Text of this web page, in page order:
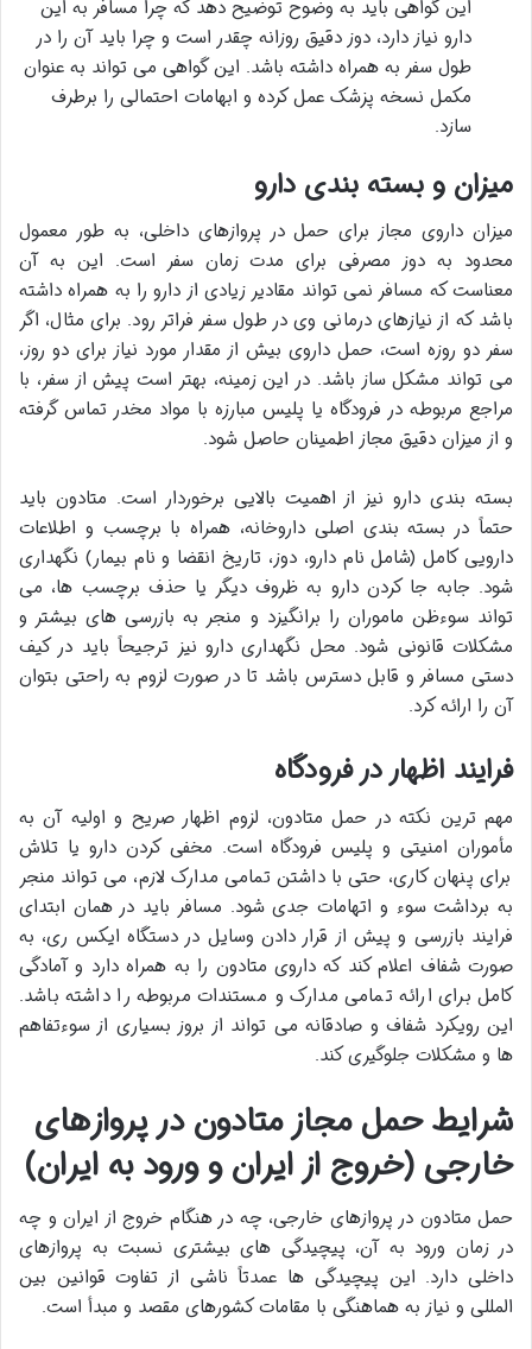
این گواهی باید به وضوح توضیح دهد که چرا مسافر به این
دارو نیاز دارد، دوز دقیق روزانه چقدر است و چرا باید آن را در
طول سفر به همراه داشته باشد. این گواهی می تواند به عنوان
مکمل نسخه پزشک عمل کرده و ابهامات احتمالی را برطرف
سازد.
میزان و بسته بندی دارو
میزان داروی مجاز برای حمل در پروازهای داخلی، به طور معمول
محدود به دوز مصرفی برای مدت زمان سفر است. این به آن
معناست که مسافر نمی تواند مقادیر زیادی از دارو را به همراه داشته
باشد که از نیازهای درمانی وی در طول سفر فراتر رود. برای مثال، اگر
سفر دو روزه است، حمل داروی بیش از مقدار مورد نیاز برای دو روز،
می تواند مشکل ساز باشد. در این زمینه، بهتر است پیش از سفر، با
مراجع مربوطه در فرودگاه یا پلیس مبارزه با مواد مخدر تماس گرفته
و از میزان دقیق مجاز اطمینان حاصل شود.
بسته بندی دارو نیز از اهمیت بالایی برخوردار است. متادون باید
حتماً در بسته بندی اصلی داروخانه، همراه با برچسب و اطلاعات
دارویی کامل (شامل نام دارو، دوز، تاریخ انقضا و نام بیمار) نگهداری
شود. جابه جا کردن دارو به ظروف دیگر یا حذف برچسب ها، می
تواند سوءظن ماموران را برانگیزد و منجر به بازرسی های بیشتر و
مشکلات قانونی شود. محل نگهداری دارو نیز ترجیحاً باید در کیف
دستی مسافر و قابل دسترس باشد تا در صورت لزوم به راحتی بتوان
آن را ارائه کرد.
فرایند اظهار در فرودگاه
مهم ترین نکته در حمل متادون، لزوم اظهار صریح و اولیه آن به
مأموران امنیتی و پلیس فرودگاه است. مخفی کردن دارو یا تلاش
برای پنهان کاری، حتی با داشتن تمامی مدارک لازم، می تواند منجر
به برداشت سوء و اتهامات جدی شود. مسافر باید در همان ابتدای
فرایند بازرسی و پیش از قرار دادن وسایل در دستگاه ایکس ری، به
صورت شفاف اعلام کند که داروی متادون را به همراه دارد و آمادگی
کامل برای ارائه تمامی مدارک و مستندات مربوطه را داشته باشد.
این رویکرد شفاف و صادقانه می تواند از بروز بسیاری از سوءتفاهم
ها و مشکلات جلوگیری کند.
شرایط حمل مجاز متادون در پروازهای
خارجی (خروج از ایران و ورود به ایران)
حمل متادون در پروازهای خارجی، چه در هنگام خروج از ایران و چه
در زمان ورود به آن، پیچیدگی های بیشتری نسبت به پروازهای
داخلی دارد. این پیچیدگی ها عمدتاً ناشی از تفاوت قوانین بین
المللی و نیاز به هماهنگی با مقامات کشورهای مقصد و مبدأ است.